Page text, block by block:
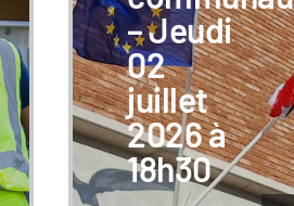
– Jeudi
02
juillet
2026 à
18h30